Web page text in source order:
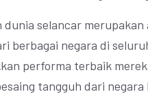
dunia selancar
berbagai negara di
performa terbaik
tangguh dari negara